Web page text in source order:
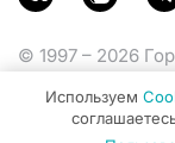
© 1997 – 2026
Министерства
коммуникаций
Используем